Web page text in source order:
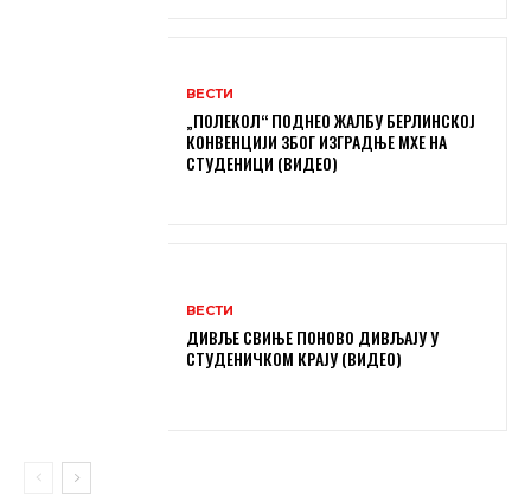
ВЕСТИ
„ПОЛЕКОЛ“ ПОДНЕО ЖАЛБУ БЕРЛИНСКОЈ
КОНВЕНЦИЈИ ЗБОГ ИЗГРАДЊЕ МХЕ НА
СТУДЕНИЦИ (ВИДЕО)
ВЕСТИ
ДИВЉЕ СВИЊЕ ПОНОВО ДИВЉАЈУ У
СТУДЕНИЧКОМ КРАЈУ (ВИДЕО)